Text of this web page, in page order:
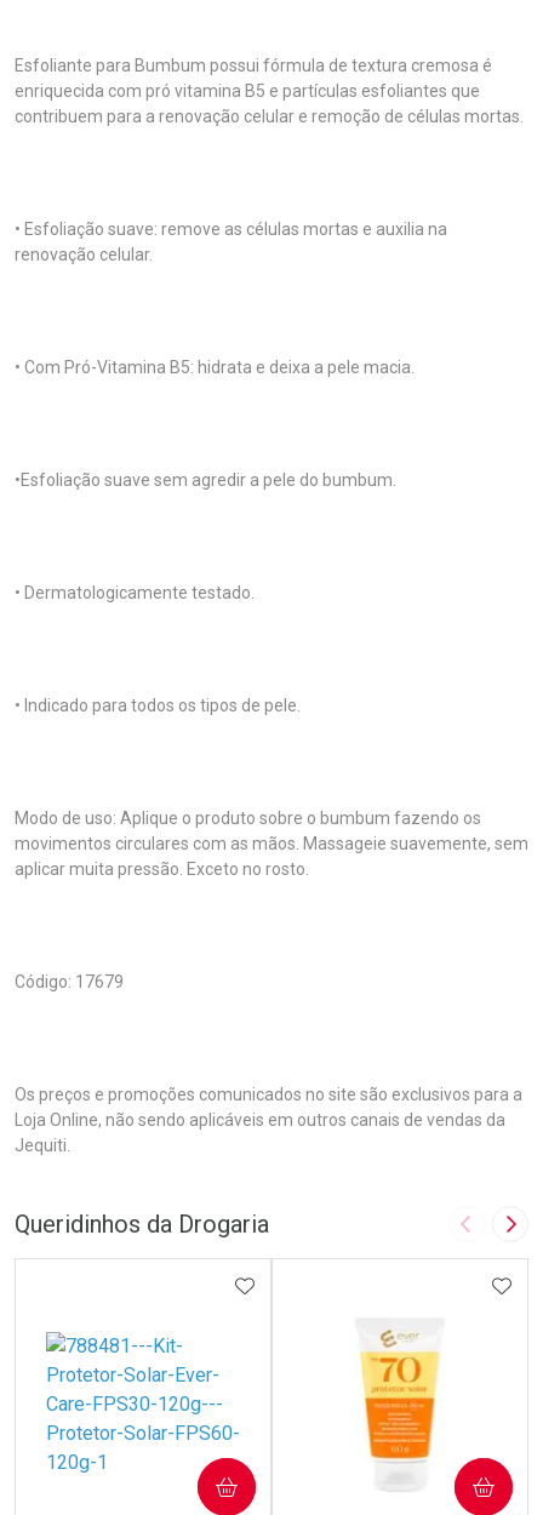
Esfoliante para Bumbum possui fórmula de textura cremosa é
enriquecida com pró vitamina B5 e partículas esfoliantes que
contribuem para a renovação celular e remoção de células mortas.
• Esfoliação suave: remove as células mortas e auxilia na
renovação celular.
• Com Pró-Vitamina B5: hidrata e deixa a pele macia.
•Esfoliação suave sem agredir a pele do bumbum.
• Dermatologicamente testado.
• Indicado para todos os tipos de pele.
Modo de uso: Aplique o produto sobre o bumbum fazendo os
movimentos circulares com as mãos. Massageie suavemente, sem
aplicar muita pressão. Exceto no rosto.
Código: 17679
Os preços e promoções comunicados no site são exclusivos para a
Loja Online, não sendo aplicáveis em outros canais de vendas da
Jequiti.
Queridinhos da Drogaria Imagem
ADICIONAR AOS FAVORITOS
COMPRAR COMPRAR